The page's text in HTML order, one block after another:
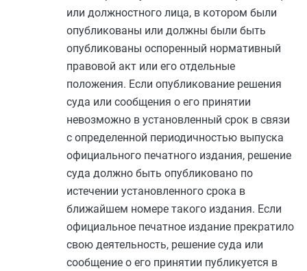
или должностного лица, в котором были
опубликованы или должны были быть
опубликованы оспоренный нормативный
правовой акт или его отдельные
положения. Если опубликование решения
суда или сообщения о его принятии
невозможно в установленный срок в связи
с определенной периодичностью выпуска
официального печатного издания, решение
суда должно быть опубликовано по
истечении установленного срока в
ближайшем номере такого издания. Если
официальное печатное издание прекратило
свою деятельность, решение суда или
сообщение о его принятии публикуется в